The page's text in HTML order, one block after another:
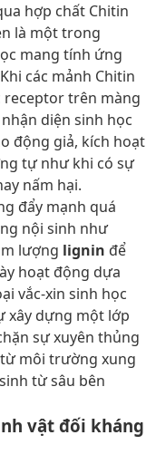
hợp chất Chitin
là một trong
mang tính ứng
các mảnh Chitin
receptor trên màng
diện sinh học
động giả, kích hoạt
tự như khi có sự
nấm hại.
đẩy mạnh quá
nội sinh như
lượng lignin để
hoạt động dựa
vắc-xin sinh học
xây dựng một lớp
sự xuyên thủng
môi trường xung
từ sâu bên
vật đối kháng